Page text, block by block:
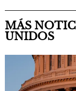
MÁS
UNIDOS